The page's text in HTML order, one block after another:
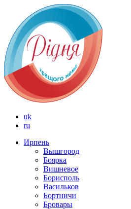
uk
ru
Ирпень
Вышгород
Боярка
Вишневое
Борисполь
Васильков
Бортничи
Бровары